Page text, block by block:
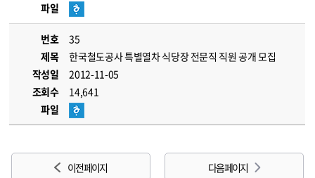
파일
번호
35
제목
한국철도공사 특별열차 식당장 전문직 직원 공개 모집
작성일
2012-11-05
조회수
14,641
파일
이전 페이지 다음 페이지